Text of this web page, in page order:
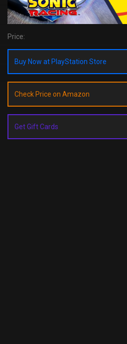
Price:
Buy Now at PlayStation Store
Check Price on Amazon
Get Gift Cards